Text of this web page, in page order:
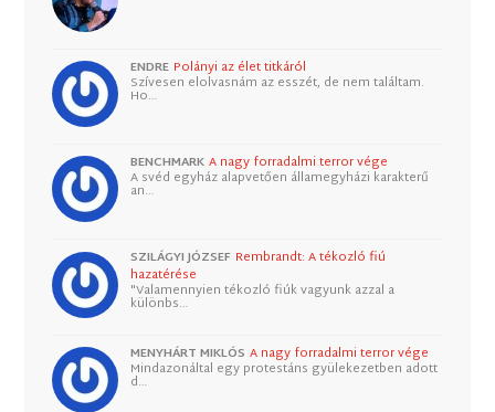
ENDRE Polányi az élet titkáról
Szívesen elolvasnám az esszét, de nem találtam.
Ho…
BENCHMARK A nagy forradalmi terror vége
A svéd egyház alapvetően államegyházi karakterű
an…
SZILÁGYI JÓZSEF Rembrandt: A tékozló fiú
hazatérése
"Valamennyien tékozló fiúk vagyunk azzal a
különbs…
MENYHÁRT MIKLÓS A nagy forradalmi terror vége
Mindazonáltal egy protestáns gyülekezetben adott
d…